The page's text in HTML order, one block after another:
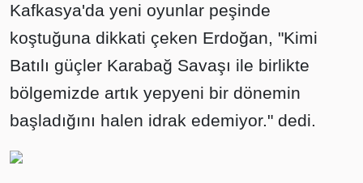
Kafkasya'da yeni oyunlar peşinde
koştuğuna dikkati çeken Erdoğan, "Kimi
Batılı güçler Karabağ Savaşı ile birlikte
bölgemizde artık yepyeni bir dönemin
başladığını halen idrak edemiyor." dedi.